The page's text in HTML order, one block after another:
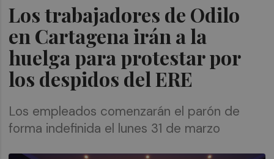
Los trabajadores de Odilo
en Cartagena irán a la
huelga para protestar por
los despidos del ERE
Los empleados comenzarán el parón de
forma indefinida el lunes 31 de marzo